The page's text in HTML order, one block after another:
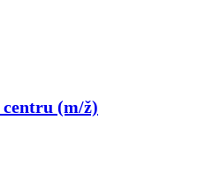
centru (m/ž)